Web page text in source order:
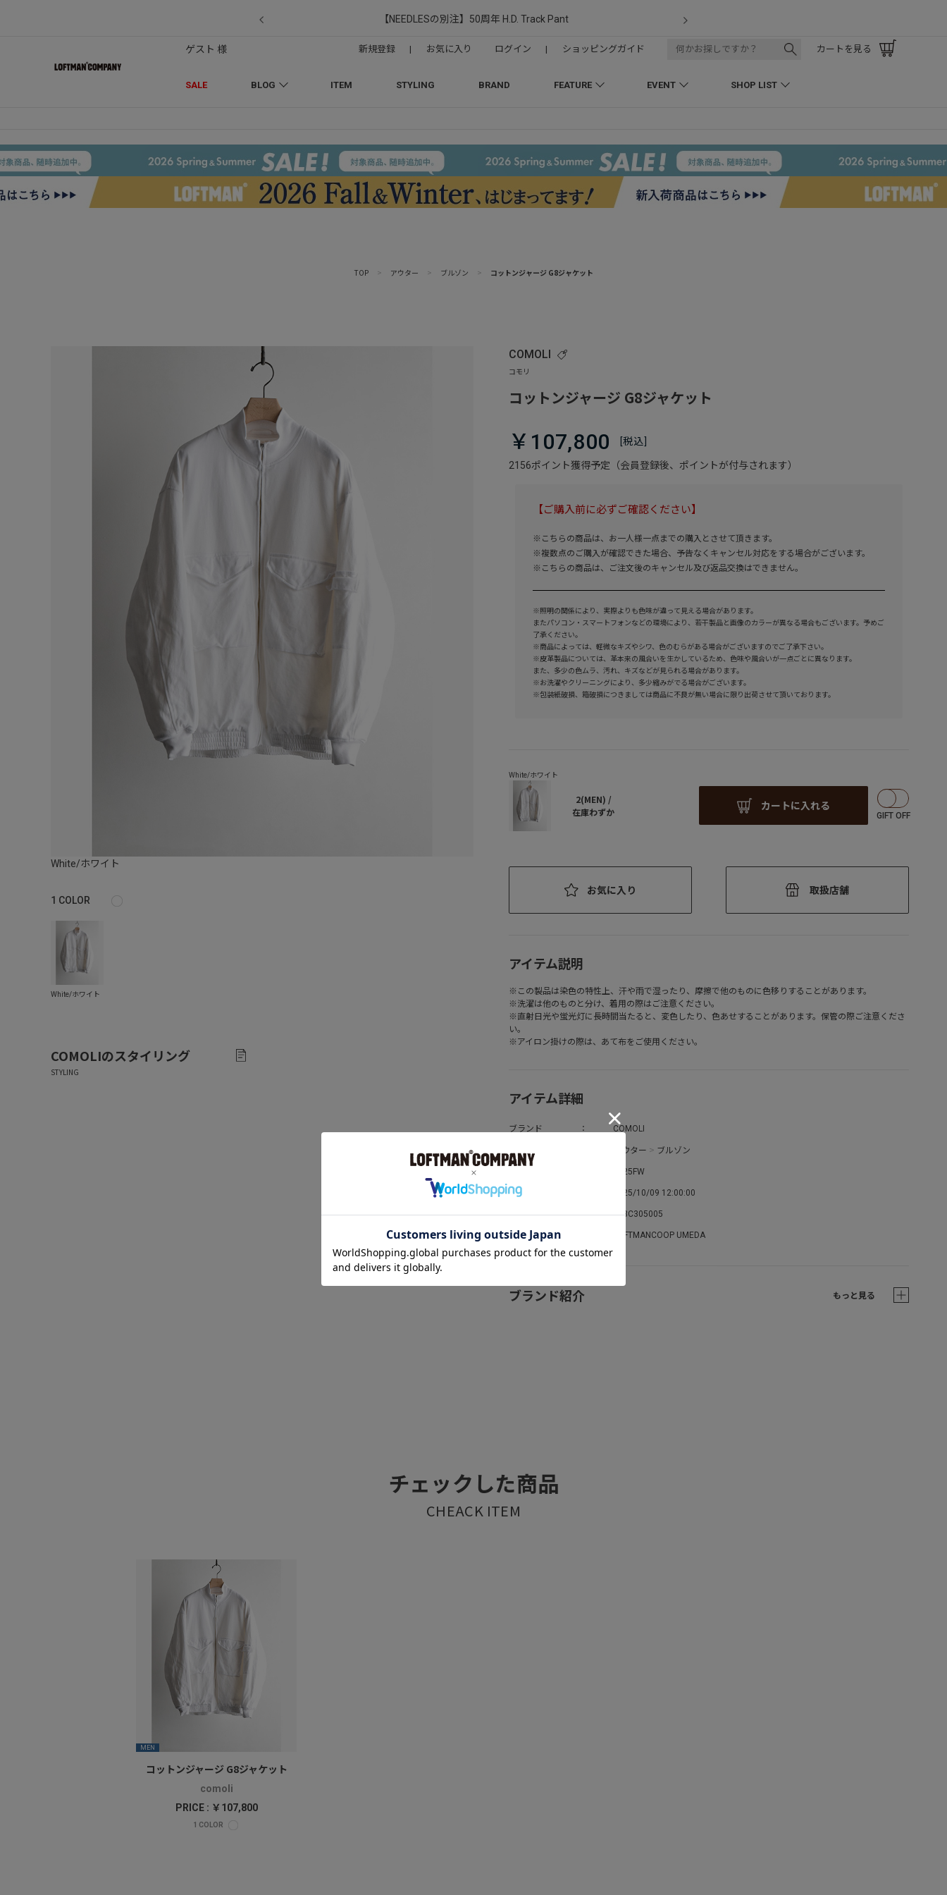
【NEEDLESの別注】50周年 H.D. Track Pant
SALE BLOG ITEM STYLING BRAND FEATURE EVENT SHOP LIST
ゲスト 様 新規登録 | お気に入り ログイン | ショッピングガイド カートを見る
TOP > アウター > ブルゾン > コットンジャージ G8ジャケット
White/ホワイト
1 COLOR
COMOLIのスタイリング
COMOLI
コットンジャージ G8ジャケット
2156ポイント獲得予定（会員登録後、ポイントが付与されます）
￥107,800
【ご購入前に必ずご確認ください】
※こちらの商品は、お一人様一点までの購入とさせて頂きます。
※複数点のご購入が確認できた場合、予告なくキャンセル対応をする場合がございます。
※こちらの商品は、ご注文後のキャンセル及び返品交換はできません。
※照明の関係により、実際よりも色味が違って見える場合があります。
またパソコン・スマートフォンなどの環境により、若干製品と画像のカラーが異なる場合もございます。予めご
了承ください。
※商品によっては、軽微なキズやシワ、色のむらがある場合がございますのでご了承下さい。
※皮革製品については、革本来の風合いを生かしているため、色味や風合いが一点ごとに異なります。
また、多少の色ムラ、汚れ、キズなどが見られる場合があります。
※お洗濯やクリーニングにより、多少縮みがでる場合がございます。
※包装紙破損、箱破損につきましては商品に不良が無い場合に限り出荷させて頂いております。
2(MEN) /
在庫わずか
カートに入れる
お気に入り 取扱店舗
アイテム説明
※この製品は染色の特性上、汗や雨で湿ったり、摩擦で他のものに色移りすることがあります。
※洗濯は他のものと分け、着用の際はご注意ください。
※直射日光や蛍光灯に長時間当たると、変色したり、色あせすることがあります。保管の際ご注意くださ
い。
※アイロン掛けの際は、あて布をご使用ください。
アイテム詳細
ブランド COMOLI
アウター > ブルゾン
2025FW
発売日 2025/10/09 12:00:00
お問い合わせ番号 423C305005
取扱ショップ LOFTMANCOOP UMEDA
ブランド紹介 もっと見る
チェックした商品
MEN
コットンジャージ G8ジャケット
comoli
PRICE : ￥107,800
1 COLOR